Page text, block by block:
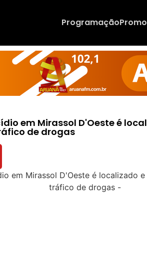
Programação
em Mirassol D'Oeste é
de drogas